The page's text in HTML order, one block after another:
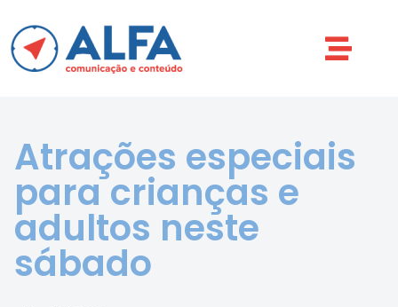
Atrações especiais
para crianças e
adultos neste
sábado